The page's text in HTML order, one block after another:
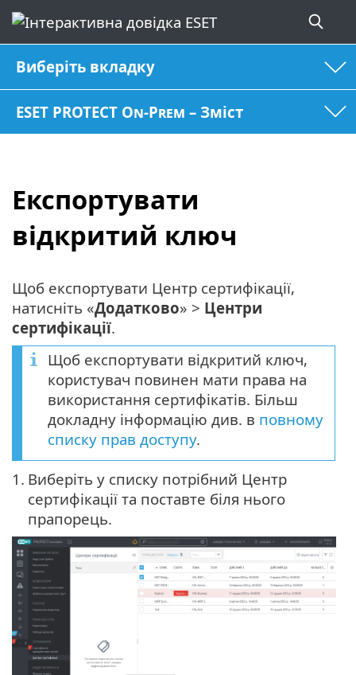
Виберіть вкладку
ESET PROTECT On-Prem – Зміст
Експортувати
відкритий ключ
Щоб експортувати Центр сертифікації,
натисніть «Додатково» > Центри
сертифікації.
Щоб експортувати відкритий ключ,
користувач повинен мати права на
використання сертифікатів. Більш
докладну інформацію див. в повному
списку прав доступу.
1. Виберіть у списку потрібний Центр
сертифікації та поставте біля нього
прапорець.